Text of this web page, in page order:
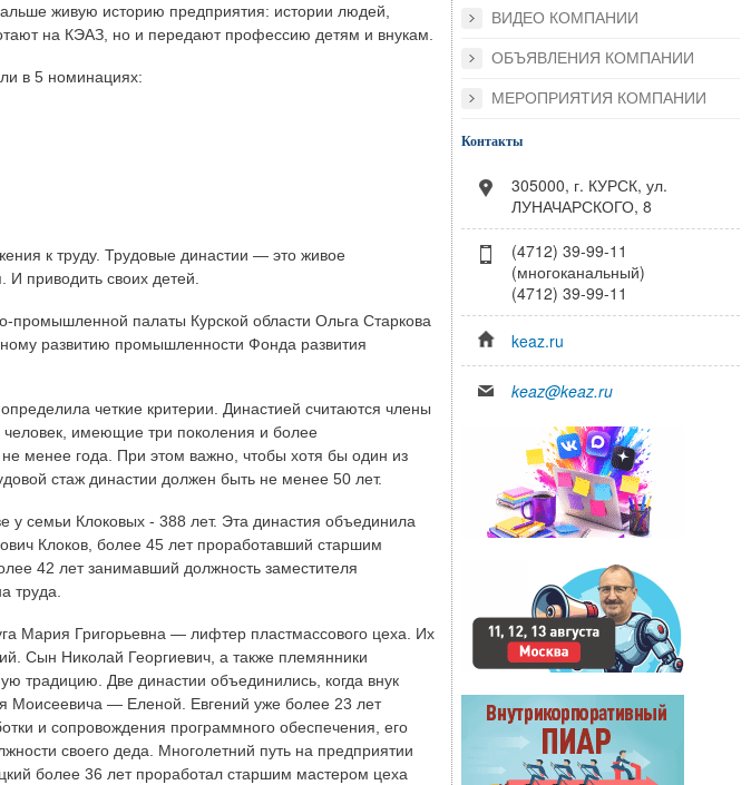
живую историю предприятия: истории людей,
на КЭАЗ, но и передают профессию детям и внукам.
в 5 номинациях:
к труду. Трудовые династии — это живое
И приводить своих детей.
промышленной палаты Курской области Ольга Старкова
развитию промышленности Фонда развития
четкие критерии. Династией считаются члены
человек, имеющие три поколения и более
менее года. При этом важно, чтобы хотя бы один из
стаж династии должен быть не менее 50 лет.
семьи Клоковых - 388 лет. Эта династия объединила
Клоков, более 45 лет проработавший старшим
42 лет занимавший должность заместителя
труда.
Мария Григорьевна — лифтер пластмассового цеха. Их
Сын Николай Георгиевич, а также племянники
традицию. Две династии объединились, когда внук
Моисеевича — Еленой. Евгений уже более 23 лет
и сопровождения программного обеспечения, его
своего деда. Многолетний путь на предприятии
более 36 лет проработал старшим мастером цеха
ВИДЕО КОМПАНИИ
ОБЪЯВЛЕНИЯ КОМПАНИИ
МЕРОПРИЯТИЯ КОМПАНИИ
Контакты
305000, г. КУРСК, ул.
ЛУНАЧАРСКОГО, 8
(4712) 39-99-11
(многоканальный)
(4712) 39-99-11
keaz.ru
keaz@keaz.ru